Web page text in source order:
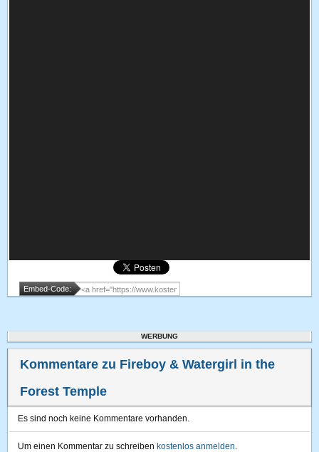
Embed-Code:
WERBUNG
Kommentare zu Fireboy & Watergirl in the
Forest Temple
Es sind noch keine Kommentare vorhanden.
Um einen Kommentar zu schreiben kostenlos anmelden.